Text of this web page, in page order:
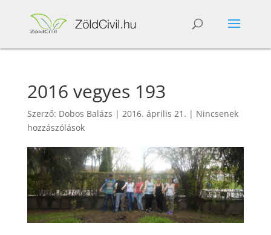
2016 vegyes 193
Szerző: Dobos Balázs | 2016. április 21. | Nincsenek
hozzászólások